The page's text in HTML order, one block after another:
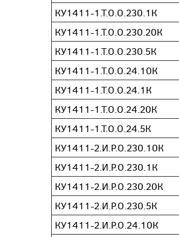
КУ1411-1.Т.О.О.230.1К
КУ1411-1.Т.О.О.230.20К
КУ1411-1.Т.О.О.230.5К
КУ1411-1.Т.О.О.24.10К
КУ1411-1.Т.О.О.24.1К
КУ1411-1.Т.О.О.24.20К
КУ1411-1.Т.О.О.24.5К
КУ1411-2.И.Р.О.230.10К
КУ1411-2.И.Р.О.230.1К
КУ1411-2.И.Р.О.230.20К
КУ1411-2.И.Р.О.230.5К
КУ1411-2.И.Р.О.24.10К